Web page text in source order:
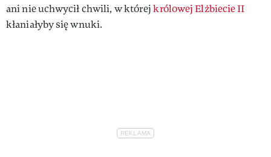
ani nie uchwycił chwili, w którejkrólowej Elżbiecie II
kłaniałyby się wnuki.